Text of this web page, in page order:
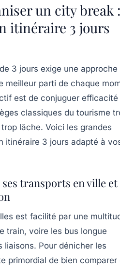
un city break :
itinéraire 3 jours
3 jours exige une approche
meilleur parti de chaque
est de conjuguer
classiques du tourisme
lâche. Voici les grandes
itinéraire 3 jours adapté à
transports en ville et
est facilité par une
train, voire les bus longue
Pour dénicher les
primordial de bien comparer